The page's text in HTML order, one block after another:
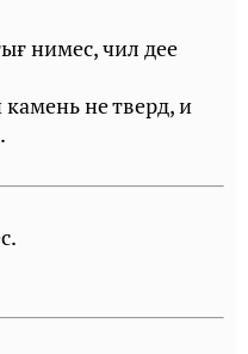
нимес, чил дее
не тверд, и